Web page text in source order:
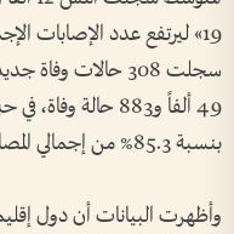
سجلت 308 حالات
بنسبة 85.3% من إجمالي المصابين.